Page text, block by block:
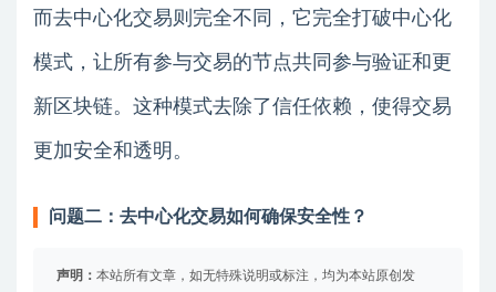
而去中心化交易则完全不同，它完全打破中心化
模式，让所有参与交易的节点共同参与验证和更
新区块链。这种模式去除了信任依赖，使得交易
更加安全和透明。
问题二：去中心化交易如何确保安全性？
声明： 本站所有文章，如无特殊说明或标注，均为本站原创发